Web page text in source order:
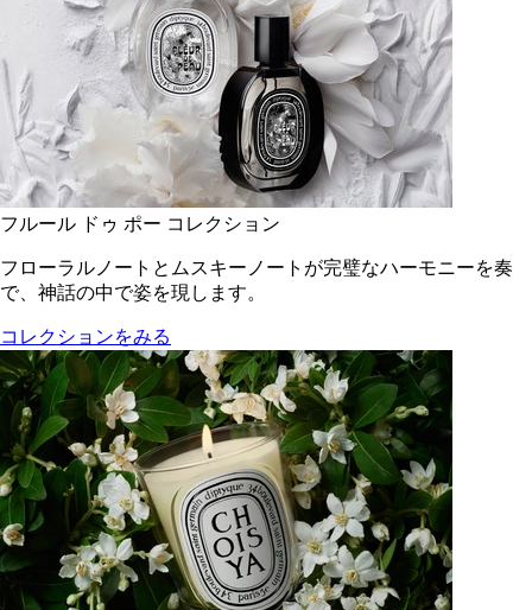
フルール ドゥ ポー コレクション
フローラルノートとムスキーノートが完璧なハーモニーを奏
で、神話の中で姿を現します。
コレクションをみる